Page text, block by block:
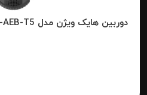
دوربین هایک ویژن مدل DS-2DE7A232IW-AEB-T5